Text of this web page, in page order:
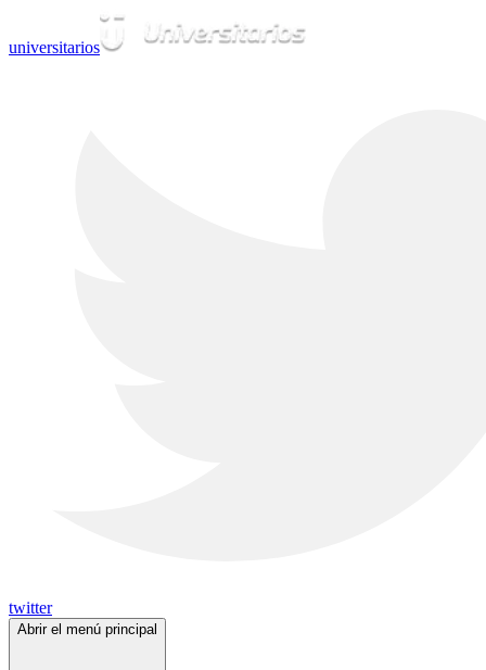
universitarios
twitter
Abrir el menú principal